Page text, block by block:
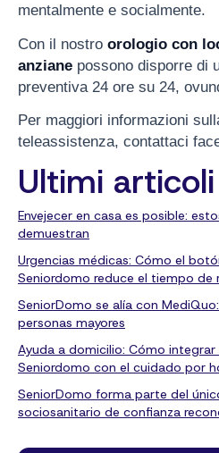
mentalmente e socialmente.
Con il nostro orologio con
anziane possono disporre di
preventiva 24 ore su 24,
Per maggiori informazioni
teleassistenza, contattaci
Ultimi articoli
Envejecer en casa es posible:
demuestran
Urgencias médicas: Cómo el
Seniordomo reduce el tiempo de
SeniorDomo se alía con
personas mayores
Ayuda a domicilio: Cómo
Seniordomo con el cuidado por
SeniorDomo forma parte del
sociosanitario de confianza